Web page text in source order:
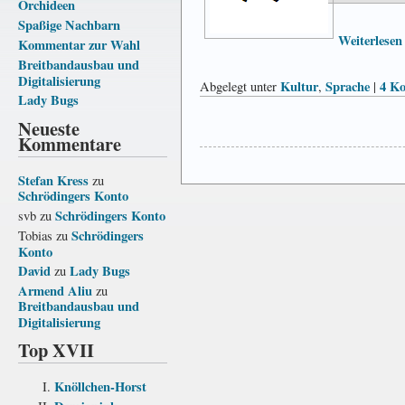
Orchideen
Spaßige Nachbarn
Kommentar zur Wahl
Breitbandausbau und
Digitalisierung
Lady Bugs
Neueste
Kommentare
Stefan Kress zu
Schrödingers Konto
svb zu Schrödingers Konto
Tobias zu Schrödingers
Konto
David zu Lady Bugs
Armend Aliu zu
Breitbandausbau und
Digitalisierung
Top XVII
Knöllchen-Horst
Abgelegt unter Kultur, Sprache | 4